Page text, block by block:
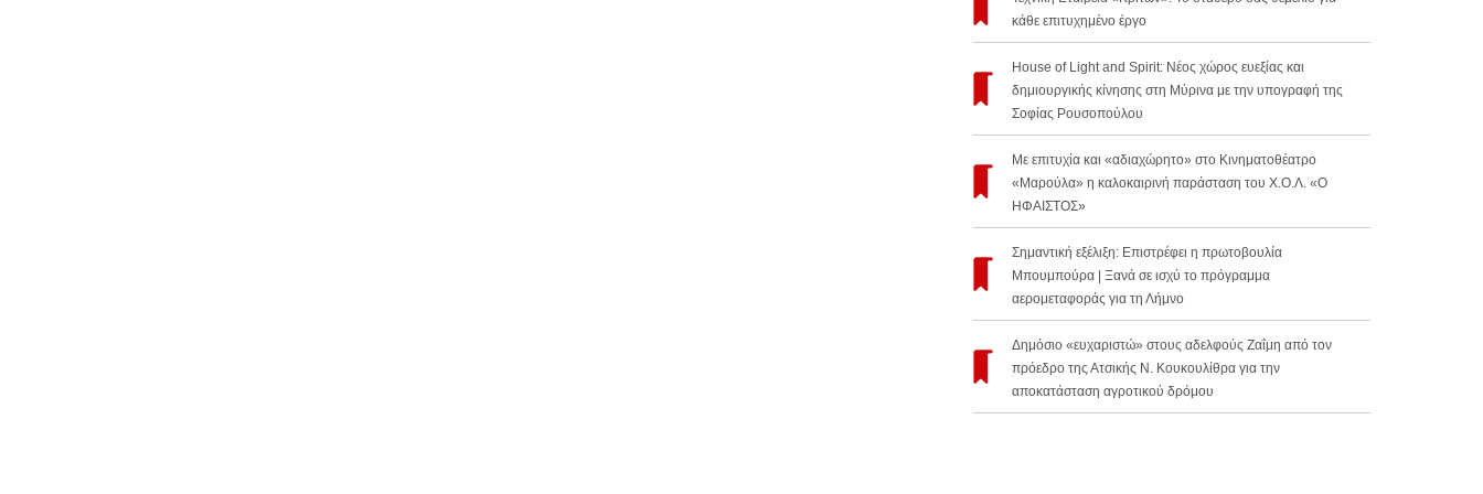
κάθε επιτυχημένο έργο
House of Light and Spirit: Νέος χώρος ευεξίας και
δημιουργικής κίνησης στη Μύρινα με την υπογραφή της
Σοφίας Ρουσοπούλου
Με επιτυχία και «αδιαχώρητο» στο Κινηματοθέατρο
«Μαρούλα» η καλοκαιρινή παράσταση του Χ.Ο.Λ. «Ο
ΗΦΑΙΣΤΟΣ»
Σημαντική εξέλιξη: Επιστρέφει η πρωτοβουλία
Μπουμπούρα | Ξανά σε ισχύ το πρόγραμμα
αερομεταφοράς για τη Λήμνο
Δημόσιο «ευχαριστώ» στους αδελφούς Ζαΐμη από τον
πρόεδρο της Ατσικής Ν. Κουκουλίθρα για την
αποκατάσταση αγροτικού δρόμου